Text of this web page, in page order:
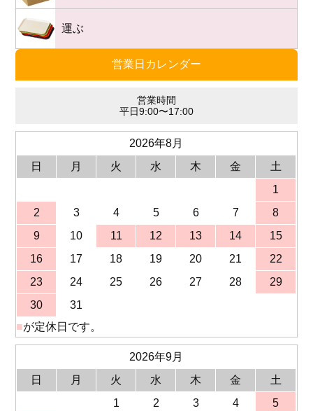
営業日カレンダー
営業時間
平日9:00〜17:00
2026年8月
日
月 火 水 木 金
土
1
2
3 4 5 6 7
8
9
10 11 12 13 14
15
16
17 18 19 20 21
22
23
24 25 26 27 28
29
30
31
■が定休日です。
2026年9月
日
月 火 水 木 金
土
1
2 3 4
5
運ぶ